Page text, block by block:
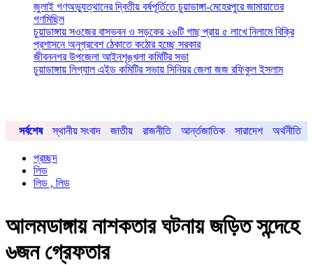
জুলাই গণঅভ্যুত্থানের দ্বিতীয় বর্ষপূর্তিতে চুয়াডাঙ্গা-মেহেরপুরে জামায়াতের
গণমিছিল
চুয়াডাঙ্গায় সওজের বাসভবন ও সড়কের ২৬টি গাছ প্রায় ৫ লাখে নিলামে বিক্রি
প্রশাসনে অনুপ্রবেশ ঠেকাতে কঠোর হচ্ছে সরকার
জীবননগর উপজেলা আইনশৃঙ্খলা কমিটির সভা
চুয়াডাঙ্গায় লিগ্যাল এইড কমিটির সভায় সিনিয়র জেলা জজ রফিকুল ইসলাম
সর্বশেষ স্থানীয় সংবাদ জাতীয় রাজনীতি আর্ন্তজাতিক সারাদেশ অর্থনীতি
প্রচ্ছদ
লিড
লিড , লিড
আলমডাঙ্গায় নাশকতার ঘটনায় জড়িত সন্দেহে
৬জন গ্রেফতার